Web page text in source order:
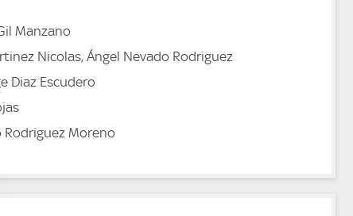
Manzano
Nicolas, Ángel Nevado Rodriguez
Diaz Escudero
Rodriguez Moreno